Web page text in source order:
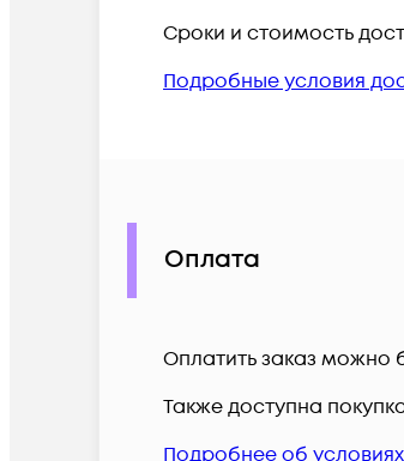
Сроки и стоимость
Подробные условия
Оплата
Оплатить заказ можно
Также доступна
Подробнее об